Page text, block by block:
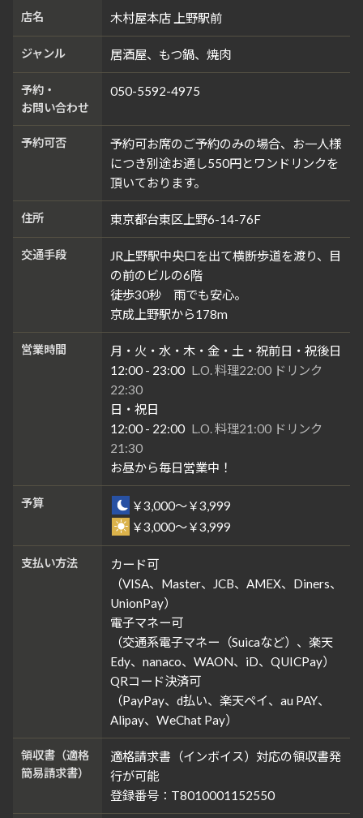
店名 木村屋本店 上野駅前
ジャンル 居酒屋、もつ鍋、焼肉
予約・
お問い合わせ
050-5592-4975
予約可否
予約可お席のご予約のみの場合、お一人様
につき別途お通し550円とワンドリンクを
頂いております。
住所 東京都台東区上野6-14-76F
交通手段
JR上野駅中央口を出て横断歩道を渡り、目
の前のビルの6階
徒歩30秒 雨でも安心。
京成上野駅から178m
営業時間
月・火・水・木・金・土・祝前日・祝後日
12:00 - 23:00 L.O. 料理22:00 ドリンク
22:30
日・祝日
12:00 - 22:00 L.O. 料理21:00 ドリンク
21:30
お昼から毎日営業中！
予算
￥3,000～￥3,999
￥3,000～￥3,999
支払い方法
カード可
（VISA、Master、JCB、AMEX、Diners、
UnionPay）
電子マネー可
（交通系電子マネー（Suicaなど）、楽天
Edy、nanaco、WAON、iD、QUICPay）
QRコード決済可
（PayPay、d払い、楽天ペイ、au PAY、
Alipay、WeChat Pay）
領収書（適格
簡易請求書）
適格請求書（インボイス）対応の領収書発
行が可能
登録番号：T8010001152550